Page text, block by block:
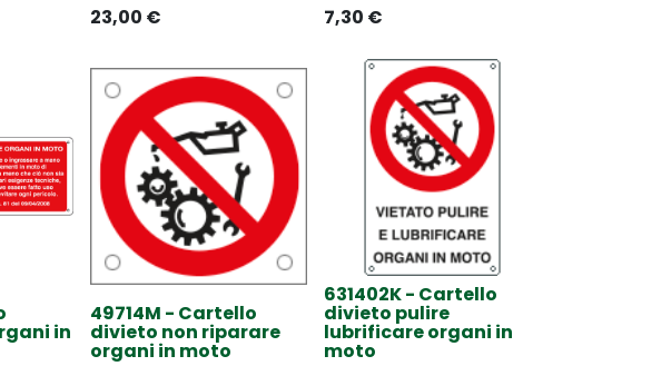
23,00 € 7,30 €
in
49714M - Cartello
divieto non riparare
organi in moto
631402K - Cartello
divieto pulire
lubrificare organi in
moto